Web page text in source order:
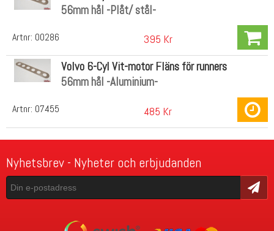
Artnr: 00286
56mm hål -Plåt/ stål-
395 Kr
Artnr: 07455
Volvo 6-Cyl Vit-motor Fläns för runners
56mm hål -Aluminium-
485 Kr
Nyhetsbrev - Nyheter och erbjudanden
Skicka